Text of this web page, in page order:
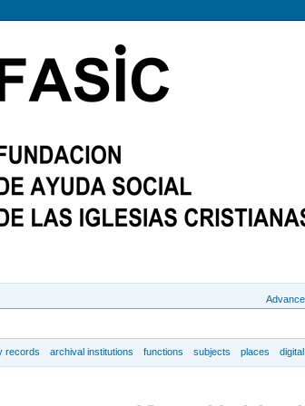
records archival institutions functions subjects places